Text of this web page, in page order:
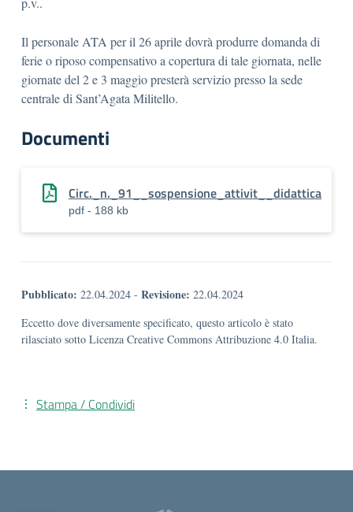
Il personale ATA per il 26 aprile dovrà produrre domanda di
ferie o riposo compensativo a copertura di tale giornata, nelle
giornate del 2 e 3 maggio presterà servizio presso la sede
centrale di Sant’Agata Militello.
Documenti
Circ._n._91__sospensione_attivit__didattica
pdf - 188 kb
Pubblicato: 22.04.2024 - Revisione: 22.04.2024
Eccetto dove diversamente specificato, questo articolo è stato
rilasciato sotto Licenza Creative Commons Attribuzione 4.0 Italia.
Stampa / Condividi